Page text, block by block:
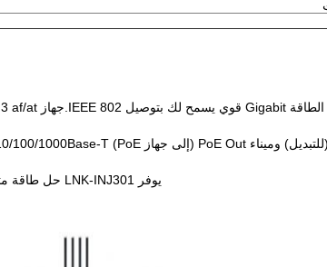
يوفر LNK-INJ301 حل طاقة متكامل مع مجموعة واسعة من الجهد من 12 ~ 48VDC لتطبيقات التوافر العالي.